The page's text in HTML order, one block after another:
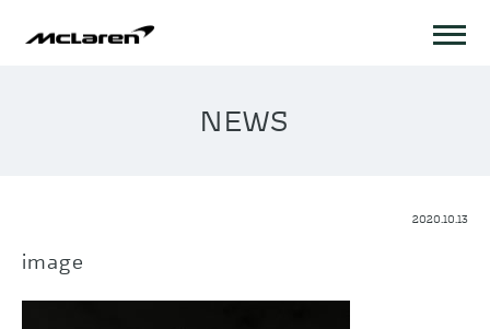
NEWS
2020.10.13
image